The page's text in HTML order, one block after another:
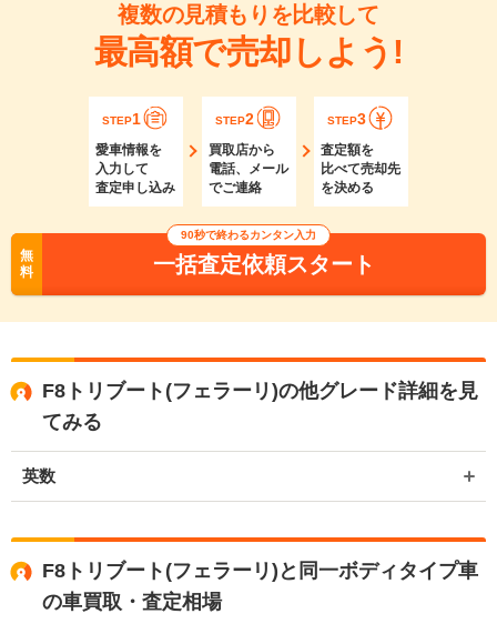
複数の見積もりを比較して
最高額で売却しよう!
STEP1
愛車情報を
入力して
査定申し込み
STEP2
買取店から
電話、メール
でご連絡
STEP3
査定額を
比べて売却先
を決める
無
料
90秒で終わるカンタン入力
一括査定依頼スタート
F8トリブート(フェラーリ)の他グレード詳細を見
てみる
英数
F8トリブート(フェラーリ)と同一ボディタイプ車
の車買取・査定相場